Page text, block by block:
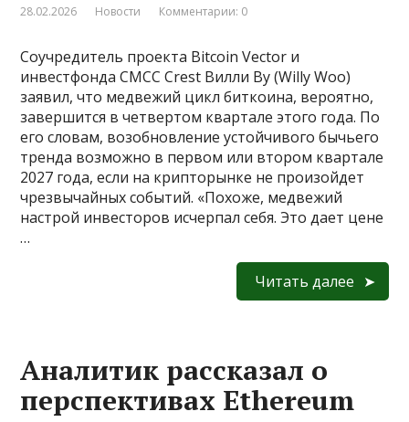
28.02.2026 Новости Комментарии: 0
Соучредитель проекта Bitcoin Vector и
инвестфонда CMCC Crest Вилли Ву (Willy Woo)
заявил, что медвежий цикл биткоина, вероятно,
завершится в четвертом квартале этого года. По
его словам, возобновление устойчивого бычьего
тренда возможно в первом или втором квартале
2027 года, если на крипторынке не произойдет
чрезвычайных событий. «Похоже, медвежий
настрой инвесторов исчерпал себя. Это дает цене
…
Читать далее
Аналитик рассказал о
перспективах Ethereum